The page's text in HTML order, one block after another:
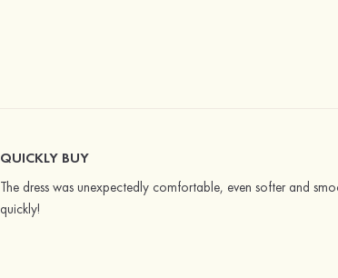
QUICKLY BUY
The dress was unexpectedly comfortable, even softer and
quickly!